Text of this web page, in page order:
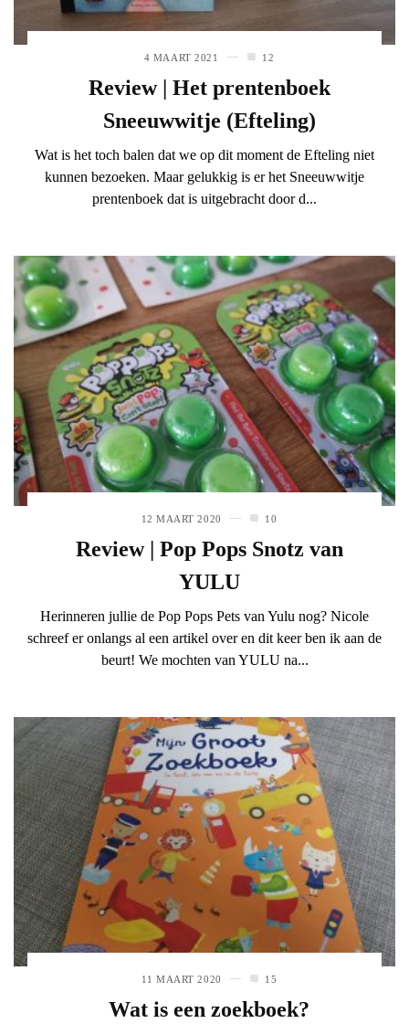
4 MAART 2021 12
Review | Het prentenboek
Sneeuwwitje (Efteling)
Wat is het toch balen dat we op dit moment de Efteling niet
kunnen bezoeken. Maar gelukkig is er het Sneeuwwitje
prentenboek dat is uitgebracht door d...
12 MAART 2020 10
Review | Pop Pops Snotz van
YULU
Herinneren jullie de Pop Pops Pets van Yulu nog? Nicole
schreef er onlangs al een artikel over en dit keer ben ik aan de
beurt! We mochten van YULU na...
11 MAART 2020 15
Wat is een zoekboek?